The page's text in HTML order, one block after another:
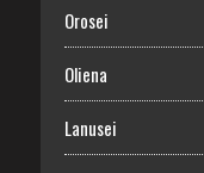
Orosei
Oliena
Lanusei